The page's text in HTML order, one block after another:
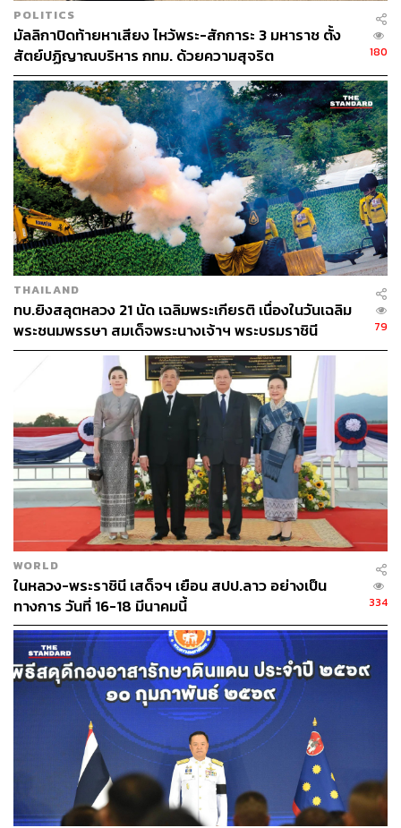
พระบาทสมเด็จพระปรมินทรมหาภูมิพลอดุลยเดช
พ่อผู้เป็นพลังของแผ่นดิน.
POLITICS
มัลลิกาปิดท้ายหาเสียง ไหว้พระ-สักการะ 3 มหาราช ตั้ง
สัตย์ปฏิญาณบริหาร กทม. ด้วยความสุจริต
180
THAILAND
ทบ.ยิงสลุตหลวง 21 นัด เฉลิมพระเกียรติ เนื่องในวันเฉลิม
พระชนมพรรษา สมเด็จพระนางเจ้าฯ พระบรมราชินี
79
WORLD
ในหลวง-พระราชินี เสด็จฯ เยือน สปป.ลาว อย่างเป็น
ทางการ วันที่ 16-18 มีนาคมนี้
334